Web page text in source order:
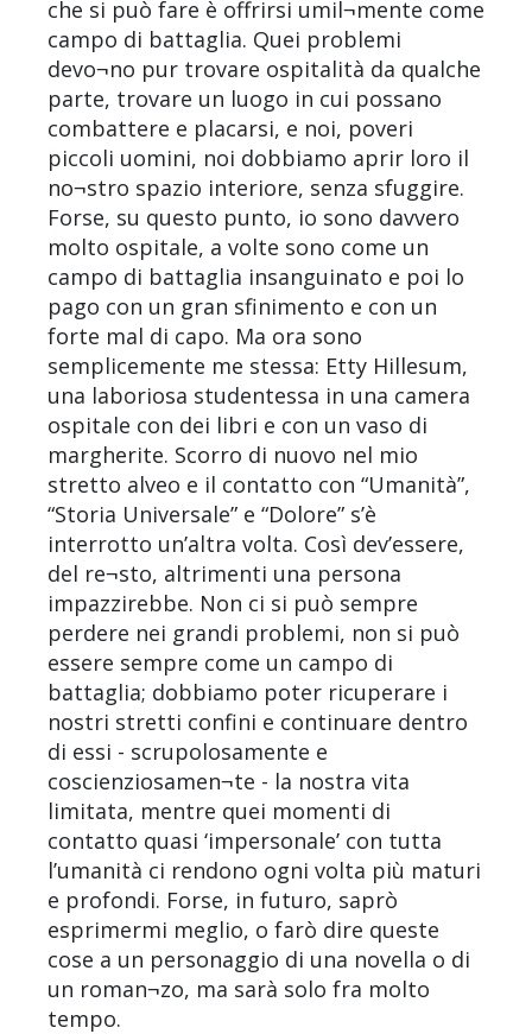
che si può fare è offrirsi umil¬mente come
campo di battaglia. Quei problemi
devo¬no pur trovare ospitalità da qualche
parte, trovare un luogo in cui possano
combattere e placarsi, e noi, poveri
piccoli uomini, noi dobbiamo aprir loro il
no¬stro spazio interiore, senza sfuggire.
Forse, su questo punto, io sono davvero
molto ospitale, a volte sono come un
campo di battaglia insanguinato e poi lo
pago con un gran sfinimento e con un
forte mal di capo. Ma ora sono
semplicemente me stessa: Etty Hillesum,
una laboriosa studentessa in una camera
ospitale con dei libri e con un vaso di
margherite. Scorro di nuovo nel mio
stretto alveo e il contatto con “Umanità”,
“Storia Universale” e “Dolore” s’è
interrotto un’altra volta. Così dev’essere,
del re¬sto, altrimenti una persona
impazzirebbe. Non ci si può sempre
perdere nei grandi problemi, non si può
essere sempre come un campo di
battaglia; dobbiamo poter ricuperare i
nostri stretti confini e continuare dentro
di essi - scrupolosamente e
coscienziosamen¬te - la nostra vita
limitata, mentre quei momenti di
contatto quasi ‘impersonale’ con tutta
l’umanità ci rendono ogni volta più maturi
e profondi. Forse, in futuro, saprò
esprimermi meglio, o farò dire queste
cose a un personaggio di una novella o di
un roman¬zo, ma sarà solo fra molto
tempo.